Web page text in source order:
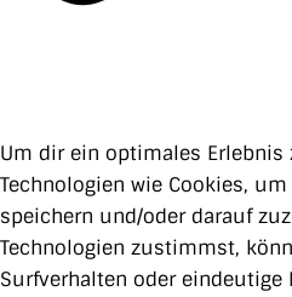
Um dir ein optimales Erlebnis
Technologien wie Cookies,
speichern und/oder darauf
Technologien zustimmst,
Surfverhalten oder eindeutige